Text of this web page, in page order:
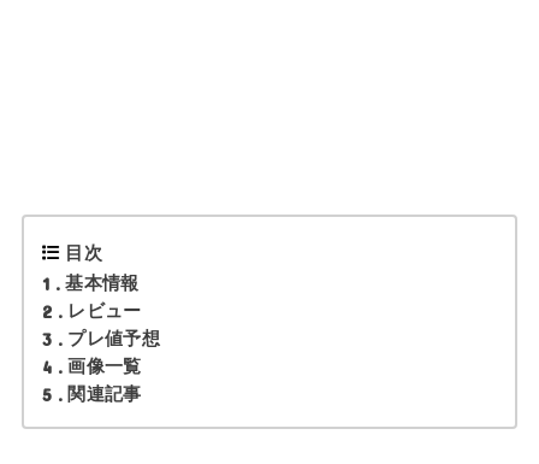
目次
1
基本情報
2 レビュー
3 プレ値予想
4 画像一覧
5 関連記事